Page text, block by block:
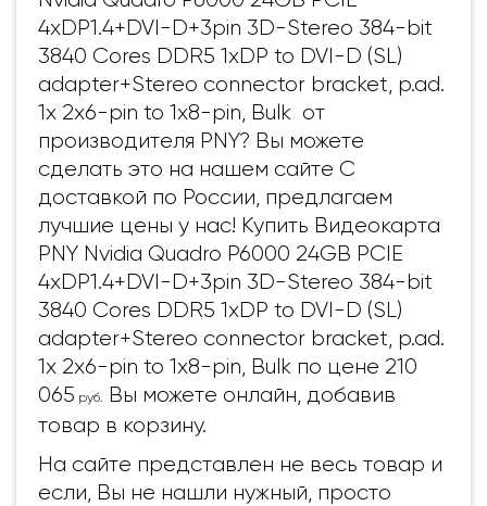
4xDP1.4+DVI-D+3pin 3D-Stereo 384-bit
3840 Cores DDR5 1xDP to DVI-D (SL)
adapter+Stereo connector bracket, p.ad.
1x 2x6-pin to 1x8-pin, Bulk от
производителя PNY? Вы можете
сделать это на нашем сайте С
доставкой по России, предлагаем
лучшие цены у нас! Купить Видеокарта
PNY Nvidia Quadro P6000 24GB PCIE
4xDP1.4+DVI-D+3pin 3D-Stereo 384-bit
3840 Cores DDR5 1xDP to DVI-D (SL)
adapter+Stereo connector bracket, p.ad.
1x 2x6-pin to 1x8-pin, Bulk по цене 210
065 руб.
Вы можете онлайн, добавив
товар в корзину.
На сайте представлен не весь товар и
если, Вы не нашли нужный, просто